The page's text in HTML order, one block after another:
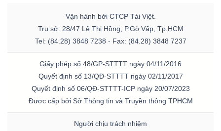
Vận hành bởi CTCP Tài Việt.
Trụ sở: 28/47 Lê Thị Hồng, P.Gò Vấp, Tp.HCM
Tel: (84.28) 3848 7238 - Fax: (84.28) 3848 7237
Giấy phép số 48/GP-STTTT ngày 04/11/2016
Quyết định số 13/QĐ-STTTT ngày 02/11/2017
Quyết định số 06/QĐ-STTTT-ICP ngày 20/07/2023
Được cấp bởi Sở Thông tin và Truyền thông TPHCM
Người chịu trách nhiệm